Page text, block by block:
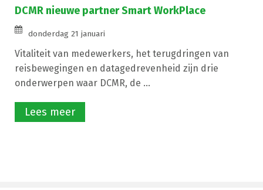
DCMR nieuwe partner Smart WorkPlace
donderdag 21 januari
Vitaliteit van medewerkers, het terugdringen van
reisbewegingen en datagedrevenheid zijn drie
onderwerpen waar DCMR, de ...
Lees meer